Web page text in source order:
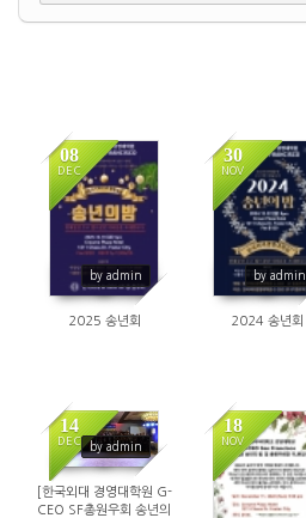
08
DEC
by admin
2025 송년회
30
NOV
by admin
2024 송년회
14
DEC
by admin
[한국외대 경영대학원 G-
CEO SF총원우회 송년의
18
NOV